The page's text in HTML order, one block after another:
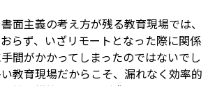
面主義の考え方が残る教育現場では、
らず、いざリモートとなった際に関係
間がかかってしまったのではないでし
教育現場だからこそ、漏れなく効率的